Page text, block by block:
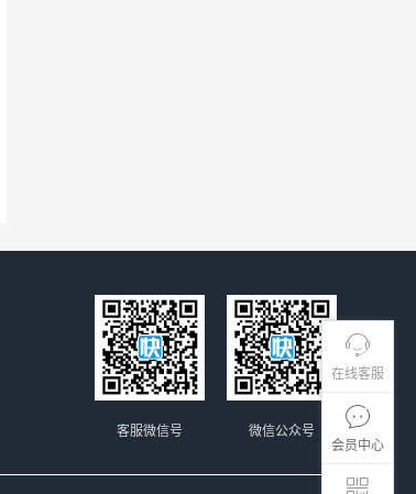
在线客服
会员中心
微信公众号
客服微信号